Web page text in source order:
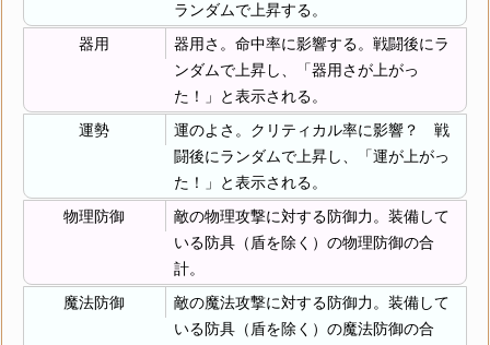
ランダムで上昇する。
器用
器用さ。命中率に影響する。戦闘後にラ
ンダムで上昇し、「器用さが上がっ
た！」と表示される。
運勢
運のよさ。クリティカル率に影響？ 戦
闘後にランダムで上昇し、「運が上がっ
た！」と表示される。
物理防御
敵の物理攻撃に対する防御力。装備して
いる防具（盾を除く）の物理防御の合
計。
魔法防御
敵の魔法攻撃に対する防御力。装備して
いる防具（盾を除く）の魔法防御の合